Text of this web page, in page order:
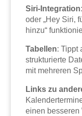
Siri-Integration
oder „Hey Siri,
hinzu“
Tabellen: Tippt
strukturierte
mit mehreren
Links zu
einen besseren